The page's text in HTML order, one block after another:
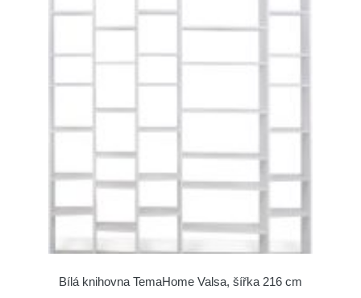
Bílá knihovna TemaHome Valsa, šířka 216 cm